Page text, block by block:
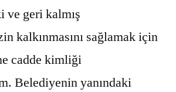
ve geri kalmış
kalkınmasını sağlamak için
cadde kimliği
Belediyenin yanındaki